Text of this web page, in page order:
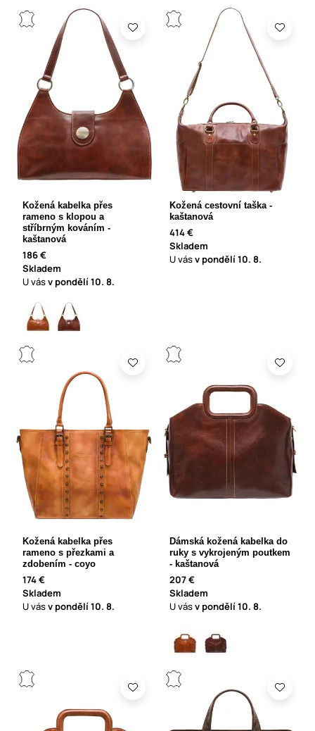
Kožená kabelka přes
rameno s klopou a
stříbrným kováním -
kaštanová
186 €
Skladem
U vásv pondělí10. 8.
Kožená cestovní taška -
kaštanová
414 €
Skladem
U vásv pondělí10. 8.
Kožená kabelka přes
rameno s přezkami a
zdobením - coyo
174 €
Skladem
U vásv pondělí10. 8.
Dámská kožená kabelka do
ruky s vykrojeným poutkem
- kaštanová
207 €
Skladem
U vásv pondělí10. 8.